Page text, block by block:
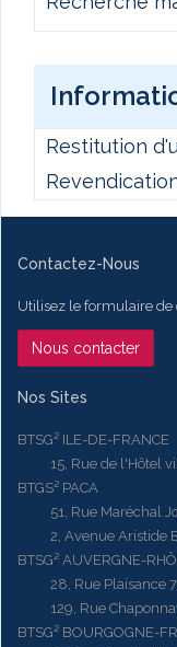
Restitution
Contactez-Nous
Utilisez le formulaire de
Nous contacter
Nos Sites
BTSG² ILE-DE-FRANCE
15, Rue de l'Hôtel
BTGS² PACA
51, Rue Maréchal
2, Avenue Aristide
BTSG² AUVERGNE-
28, Rue Plaisance
129, Rue
BTSG² BOURGOGNE-